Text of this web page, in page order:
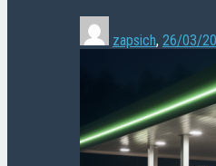
zapsich, 26/03/